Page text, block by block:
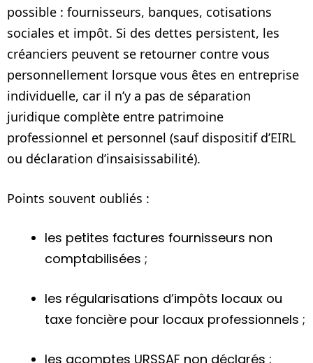
possible : fournisseurs, banques, cotisations
sociales et impôt. Si des dettes persistent, les
créanciers peuvent se retourner contre vous
personnellement lorsque vous êtes en entreprise
individuelle, car il n’y a pas de séparation
juridique complète entre patrimoine
professionnel et personnel (sauf dispositif d’EIRL
ou déclaration d’insaisissabilité).
Points souvent oubliés :
les petites factures fournisseurs non
comptabilisées ;
les régularisations d’impôts locaux ou
taxe foncière pour locaux professionnels ;
les acomptes URSSAF non déclarés ;